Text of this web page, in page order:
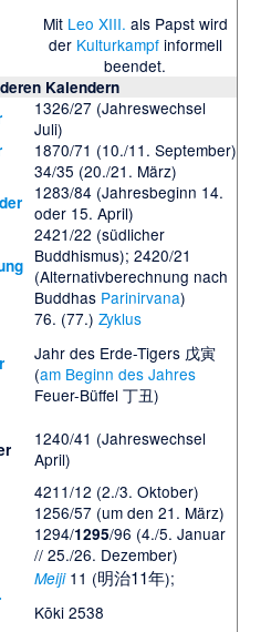
Mit Leo XIII. als Papst wird
der Kulturkampfinformell
beendet.
Kalendern
1326/27 (Jahreswechsel
Juli)
1870/71 (10./11. September)
34/35 (20./21. März)
1283/84 (Jahresbeginn 14.
oder 15. April)
2421/22 (südlicher
Buddhismus); 2420/21
(Alternativberechnung nach
Buddhas Parinirvana)
76. (77.) Zyklus
Jahr des Erde-Tigers 戊寅
(am Beginn des Jahres
Feuer-Büffel 丁丑)
1240/41 (Jahreswechsel
April)
4211/12 (2./3. Oktober)
1256/57 (um den 21. März)
1294/1295/96 (4./5. Januar
// 25./26. Dezember)
Meiji11 (明治11年);
Kōki 2538